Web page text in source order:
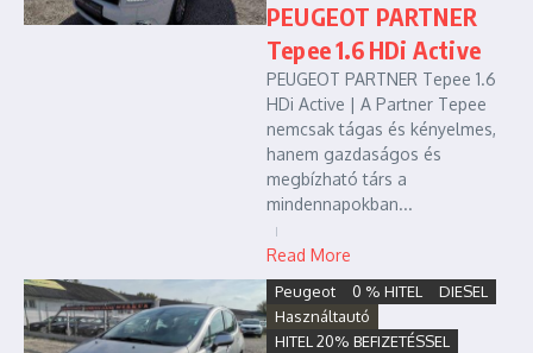
PEUGEOT PARTNER
Tepee 1.6 HDi Active
PEUGEOT PARTNER Tepee 1.6
HDi Active | A Partner Tepee
nemcsak tágas és kényelmes,
hanem gazdaságos és
megbízható társ a
mindennapokban...
Read More
Peugeot 0 % HITEL
DIESEL
Használtautó
HITEL 20% BEFIZETÉSSEL